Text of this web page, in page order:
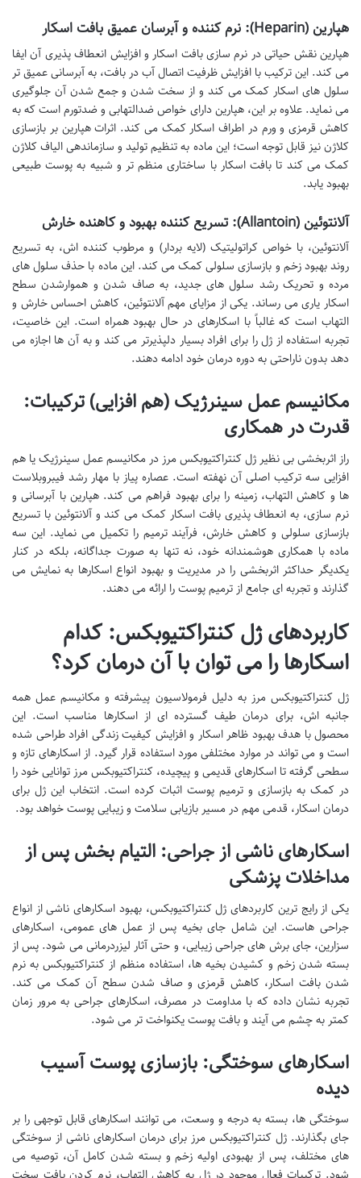
هپارین (Heparin): نرم کننده و آبرسان عمیق بافت اسکار
هپارین نقش حیاتی در نرم سازی بافت اسکار و افزایش انعطاف پذیری آن ایفا
می کند. این ترکیب با افزایش ظرفیت اتصال آب در بافت، به آبرسانی عمیق تر
سلول های اسکار کمک می کند و از سخت شدن و جمع شدن آن جلوگیری
می نماید. علاوه بر این، هپارین دارای خواص ضدالتهابی و ضدتورم است که به
کاهش قرمزی و ورم در اطراف اسکار کمک می کند. اثرات هپارین بر بازسازی
کلاژن نیز قابل توجه است؛ این ماده به تنظیم تولید و سازماندهی الیاف کلاژن
کمک می کند تا بافت اسکار با ساختاری منظم تر و شبیه به پوست طبیعی
بهبود یابد.
آلانتوئین (Allantoin): تسریع کننده بهبود و کاهنده خارش
آلانتوئین، با خواص کراتولیتیک (لایه بردار) و مرطوب کننده اش، به تسریع
روند بهبود زخم و بازسازی سلولی کمک می کند. این ماده با حذف سلول های
مرده و تحریک رشد سلول های جدید، به صاف شدن و هموارشدن سطح
اسکار یاری می رساند. یکی از مزایای مهم آلانتوئین، کاهش احساس خارش و
التهاب است که غالباً با اسکارهای در حال بهبود همراه است. این خاصیت،
تجربه استفاده از ژل را برای افراد بسیار دلپذیرتر می کند و به آن ها اجازه می
دهد بدون ناراحتی به دوره درمان خود ادامه دهند.
مکانیسم عمل سینرژیک (هم افزایی) ترکیبات:
قدرت در همکاری
راز اثربخشی بی نظیر ژل کنتراکتیوبکس مرز در مکانیسم عمل سینرژیک یا هم
افزایی سه ترکیب اصلی آن نهفته است. عصاره پیاز با مهار رشد فیبروبلاست
ها و کاهش التهاب، زمینه را برای بهبود فراهم می کند. هپارین با آبرسانی و
نرم سازی، به انعطاف پذیری بافت اسکار کمک می کند و آلانتوئین با تسریع
بازسازی سلولی و کاهش خارش، فرآیند ترمیم را تکمیل می نماید. این سه
ماده با همکاری هوشمندانه خود، نه تنها به صورت جداگانه، بلکه در کنار
یکدیگر حداکثر اثربخشی را در مدیریت و بهبود انواع اسکارها به نمایش می
گذارند و تجربه ای جامع از ترمیم پوست را ارائه می دهند.
کاربردهای ژل کنتراکتیوبکس: کدام
اسکارها را می توان با آن درمان کرد؟
ژل کنتراکتیوبکس مرز به دلیل فرمولاسیون پیشرفته و مکانیسم عمل همه
جانبه اش، برای درمان طیف گسترده ای از اسکارها مناسب است. این
محصول با هدف بهبود ظاهر اسکار و افزایش کیفیت زندگی افراد طراحی شده
است و می تواند در موارد مختلفی مورد استفاده قرار گیرد. از اسکارهای تازه و
سطحی گرفته تا اسکارهای قدیمی و پیچیده، کنتراکتیوبکس مرز توانایی خود را
در کمک به بازسازی و ترمیم پوست اثبات کرده است. انتخاب این ژل برای
درمان اسکار، قدمی مهم در مسیر بازیابی سلامت و زیبایی پوست خواهد بود.
اسکارهای ناشی از جراحی: التیام بخش پس از
مداخلات پزشکی
یکی از رایج ترین کاربردهای ژل کنتراکتیوبکس، بهبود اسکارهای ناشی از انواع
جراحی هاست. این شامل جای بخیه پس از عمل های عمومی، اسکارهای
سزارین، جای برش های جراحی زیبایی، و حتی آثار لیزردرمانی می شود. پس از
بسته شدن زخم و کشیدن بخیه ها، استفاده منظم از کنتراکتیوبکس به نرم
شدن بافت اسکار، کاهش قرمزی و صاف شدن سطح آن کمک می کند.
تجربه نشان داده که با مداومت در مصرف، اسکارهای جراحی به مرور زمان
کمتر به چشم می آیند و بافت پوست یکنواخت تر می شود.
اسکارهای سوختگی: بازسازی پوست آسیب
دیده
سوختگی ها، بسته به درجه و وسعت، می توانند اسکارهای قابل توجهی را بر
جای بگذارند. ژل کنتراکتیوبکس مرز برای درمان اسکارهای ناشی از سوختگی
های مختلف، پس از بهبودی اولیه زخم و بسته شدن کامل آن، توصیه می